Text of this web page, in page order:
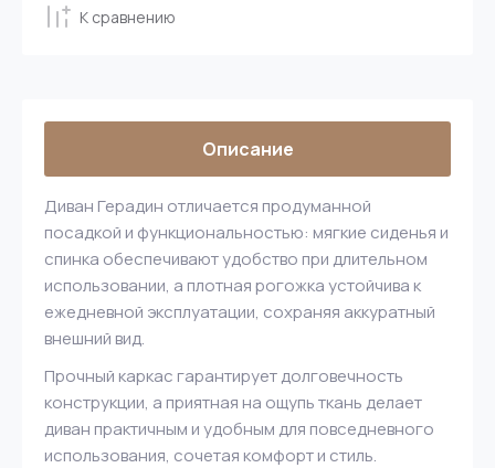
К сравнению
Описание
Диван Герадин отличается продуманной
посадкой и функциональностью: мягкие сиденья и
спинка обеспечивают удобство при длительном
использовании, а плотная рогожка устойчива к
ежедневной эксплуатации, сохраняя аккуратный
внешний вид.
Прочный каркас гарантирует долговечность
конструкции, а приятная на ощупь ткань делает
диван практичным и удобным для повседневного
использования, сочетая комфорт и стиль.